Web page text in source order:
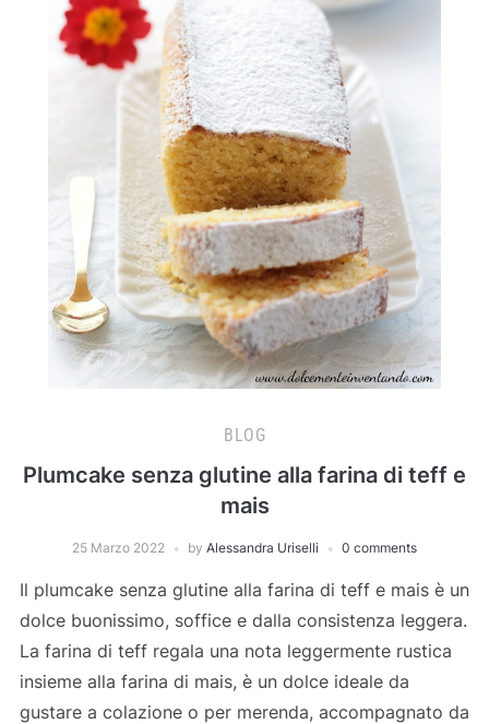
BLOG
Plumcake senza glutine alla farina di teff e
mais
25 Marzo 2022 by Alessandra Uriselli 0 comments
Il plumcake senza glutine alla farina di teff e mais è un
dolce buonissimo, soffice e dalla consistenza leggera.
La farina di teff regala una nota leggermente rustica
insieme alla farina di mais, è un dolce ideale da
gustare a colazione o per merenda, accompagnato da